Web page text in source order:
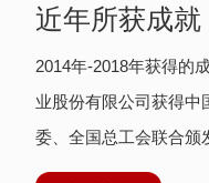
近年所获成就
2014年-2018年获得的
业股份有限公司获得中
委、全国总工会联合颁
献活动先进集体荣